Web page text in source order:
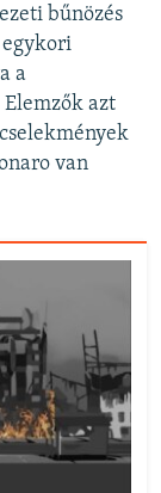
bűnözés
a
azt
van